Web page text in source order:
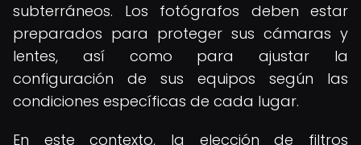
subterráneos. Los fotógrafos deben estar
preparados para proteger sus cámaras y
lentes, así como para ajustar la
configuración de sus equipos según las
condiciones específicas de cada lugar.
En este contexto, la elección de filtros